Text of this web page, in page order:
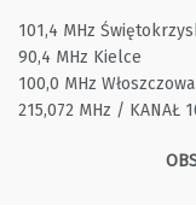
101,4 MHz
90,4 MHz Kielce
100,0 MHz Włoszczowa
215,072 MHz / KANAŁ